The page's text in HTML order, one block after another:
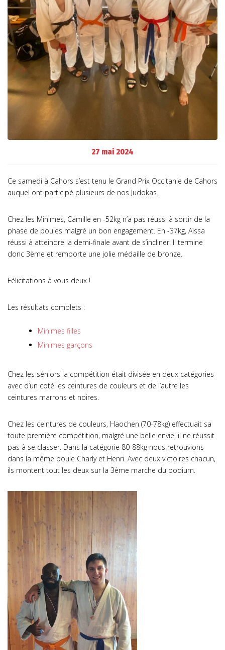
27 mai 2024
Ce samedi à Cahors s’est tenu le Grand Prix Occitanie de Cahors
auquel ont participé plusieurs de nos Judokas.
Chez les Minimes, Camille en -52kg n’a pas réussi à sortir de la
phase de poules malgré un bon engagement. En -37kg, Aïssa
réussi à atteindre la demi-finale avant de s’incliner. Il termine
donc 3ème et remporte une jolie médaille de bronze.
Félicitations à vous deux !
Les résultats complets :
Minimes filles
Minimes garçons
Chez les séniors la compétition était divisée en deux catégories
avec d’un coté les ceintures de couleurs et de l’autre les
ceintures marrons et noires.
Chez les ceintures de couleurs, Haochen (70-78kg) effectuait sa
toute première compétition, malgré une belle envie, il ne réussit
pas à se classer. Dans la catégorie 80-88kg nous retrouvions
dans la même poule Charly et Henri. Avec deux victoires chacun,
ils montent tout les deux sur la 3ème marche du podium.